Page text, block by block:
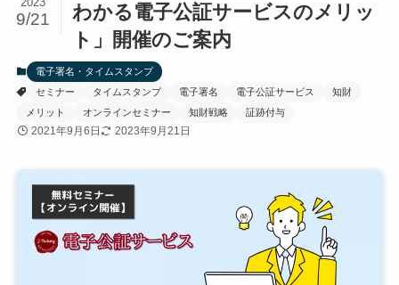
わかる電子公証サービスのメリッ
ト」開催のご案内
9/21
電子署名・タイムスタンプ
セミナー
タイムスタンプ 電子署名 電子公証サービス
知財
メリット
オンラインセミナー 知財戦略 証跡付与
2021年9月6日 2023年9月21日